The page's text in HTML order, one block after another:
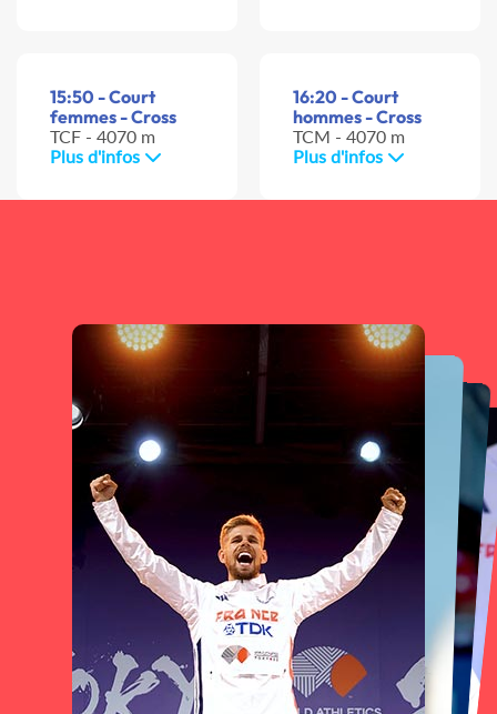
15:50 - Court
femmes - Cross
TCF - 4070 m
Plus d'infos
16:20 - Court
hommes - Cross
TCM - 4070 m
Plus d'infos